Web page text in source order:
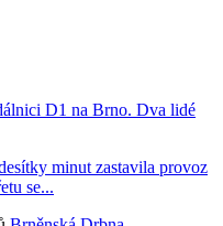
D1 na Brno. Dva lidé
minut zastavila provoz
se...